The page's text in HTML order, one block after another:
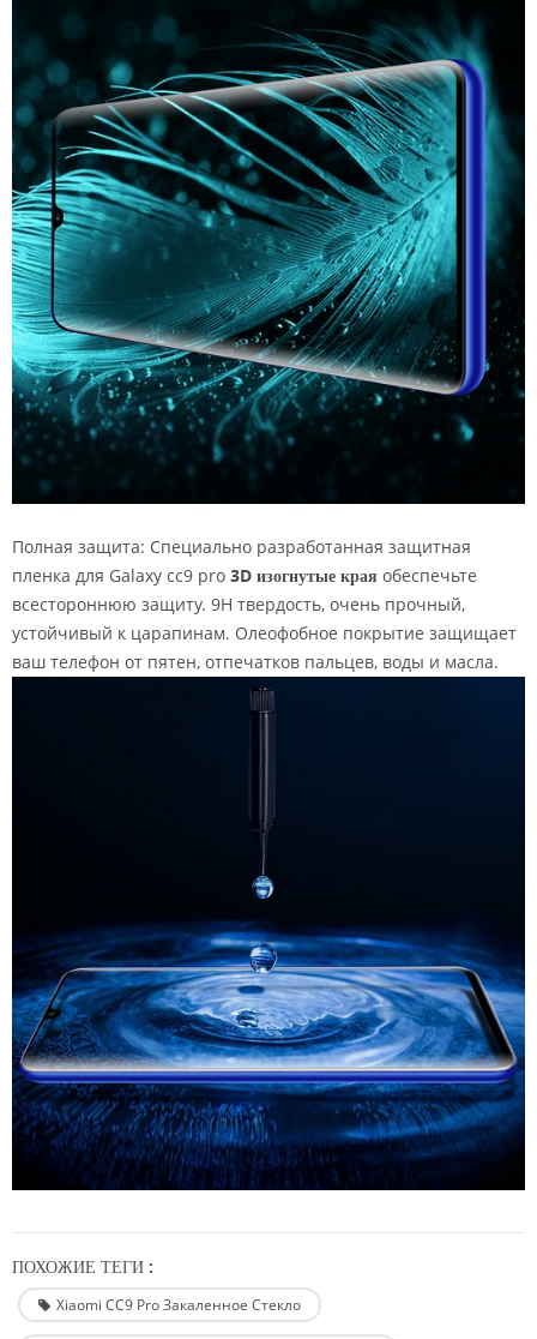
Полная защита: Специально разработанная защитная
пленка для Galaxy cc9 pro 3D изогнутые края обеспечьте
всестороннюю защиту. 9H твердость, очень прочный,
устойчивый к царапинам. Олеофобное покрытие защищает
ваш телефон от пятен, отпечатков пальцев, воды и масла.
ПОХОЖИЕ ТЕГИ :
Xiaomi CC9 Pro Закаленное Стекло